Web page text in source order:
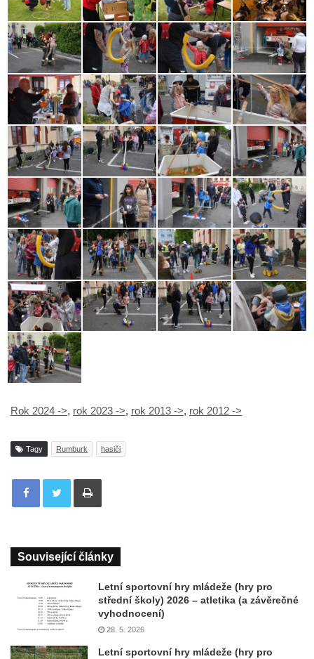
Rok 2024 ->, rok 2023 ->, rok 2013 ->, rok 2012 ->
Tagy Rumburk hasiči
Tisknout
Související články
Letní sportovní hry mládeže (hry pro
střední školy) 2026 – atletika (a závěrečné
vyhodnocení)
28. 5. 2026
Letní sportovní hry mládeže (hry pro